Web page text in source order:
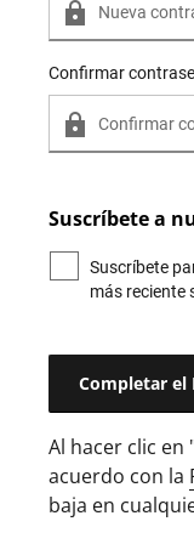
Confirmar
Suscríbete a
Suscríbete
más reciente
Al hacer clic
acuerdo con la
baja en